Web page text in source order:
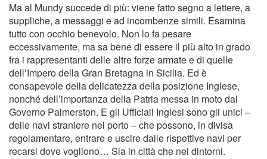
Ma al Mundy succede di più: viene fatto segno a lettere, a
suppliche, a messaggi e ad incombenze simili. Esamina
tutto con occhio benevolo. Non lo fa pesare
eccessivamente, ma sa bene di essere il più alto in grado
fra i rappresentanti delle altre forze armate e di quelle
dell’Impero della Gran Bretagna in Sicilia. Ed è
consapevole della delicatezza della posizione Inglese,
nonché dell’importanza della Patria messa in moto dal
Governo Palmerston. E gli Ufﬁciali Inglesi sono gli unici –
delle navi straniere nel porto – che possono, in divisa
regolamentare, entrare e uscire dalle rispettive navi per
recarsi dove vogliono… Sia in città che nei dintorni.